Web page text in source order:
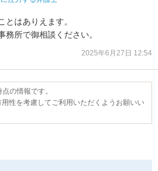
とはありえます。
務所で御相談ください。
2025年6月27日 12:54
の情報です。
性を考慮してご利用いただくようお願いい